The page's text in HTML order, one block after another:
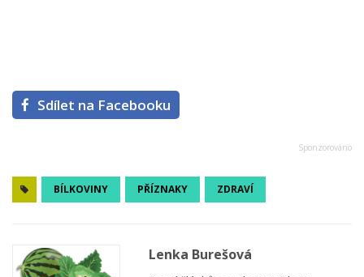
Sdílet na Facebooku
BÍLKOVINY PŘÍZNAKY ZDRAVÍ
Lenka Burešová